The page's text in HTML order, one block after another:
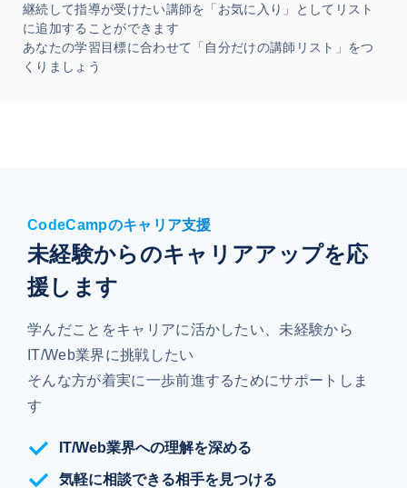
継続して指導が受けたい講師を「お気に入り」としてリスト
に追加することができます
あなたの学習目標に合わせて「自分だけの講師リスト」をつ
くりましょう
CodeCampのキャリア支援
未経験からのキャリアアップを応
援します
学んだことをキャリアに活かしたい、未経験から
IT/Web業界に挑戦したい
そんな方が着実に一歩前進するためにサポートしま
す
IT/Web業界への理解を深める
気軽に相談できる相手を見つける